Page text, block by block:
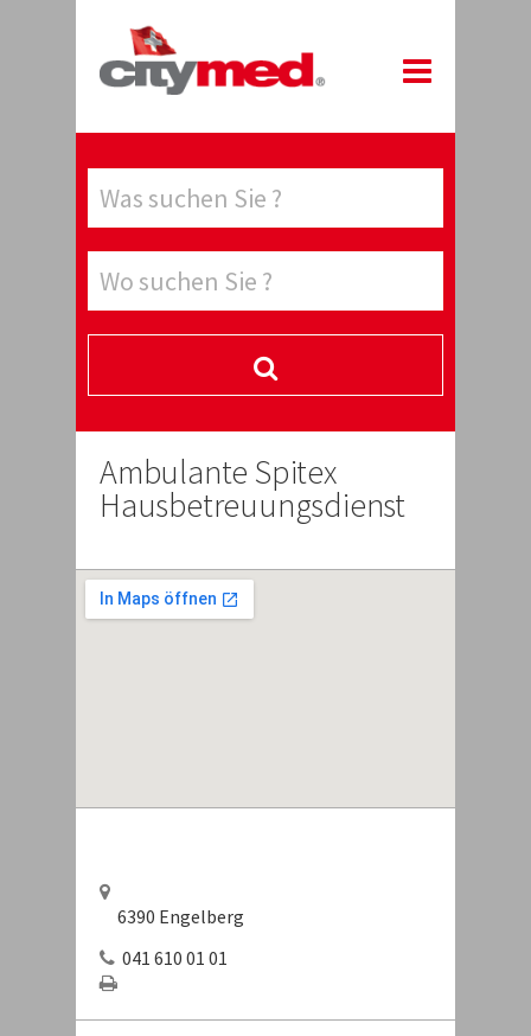
Ambulante Spitex
Hausbetreuungsdienst
6390 Engelberg
041 610 01 01